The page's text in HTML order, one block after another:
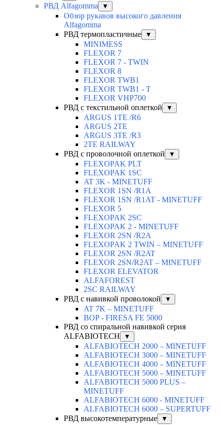
РВД Alfagomma ▼
Обзор рукавов высокого давления
Alfagomma
РВД термопластичные
▼
MINIMESS
FLEXOR 7
FLEXOR 7 - TWIN
FLEXOR 8
FLEXOR TWB1
FLEXOR TWB1 - T
FLEXOR VHP700
РВД с текстильной оплеткой
▼
ARGUS 1TE /R6
ARGUS 2TЕ
ARGUS 3TE /R3
2TE RAILWAY
РВД с проволочной оплеткой
▼
FLEXOPAK PLT
FLEXOPAK 1SС
AT 3K - MINETUFF
FLEXOR 1SN /R1A
FLEXOR 1SN /R1AT - MINETUFF
FLEXOR 5
FLEXOPAK 2SС
FLEXOPAK 2 - MINETUFF
FLEXOR 2SN /R2A
FLEXOPAK 2 TWIN – MINETUFF
FLEXOR 2SN /R2AT
FLEXOR 2SN/R2AT – MINETUFF
FLEXOR ELEVATOR
ALFAFOREST
2SC RAILWAY
РВД с навивкой проволокой
▼
AT 7K – MINETUFF
BOP - FIRESA FE 5000
РВД со спиральной навивкой серия
ALFABIOTECH
▼
ALFABIOTECH 2000 – MINETUFF
ALFABIOTECH 3000 – MINETUFF
ALFABIOTECH 4000 – MINETUFF
ALFABIOTECH 5000 – MINETUFF
ALFABIOTECH 5000 PLUS –
MINETUFF
ALFABIOTECH 6000 - MINETUFF
ALFABIOTECH 6000 – SUPERTUFF
РВД высокотемпературные
▼